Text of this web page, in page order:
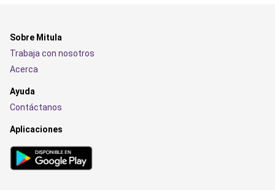
Sobre Mitula
Trabaja con nosotros
Acerca
Ayuda
Contáctanos
Aplicaciones